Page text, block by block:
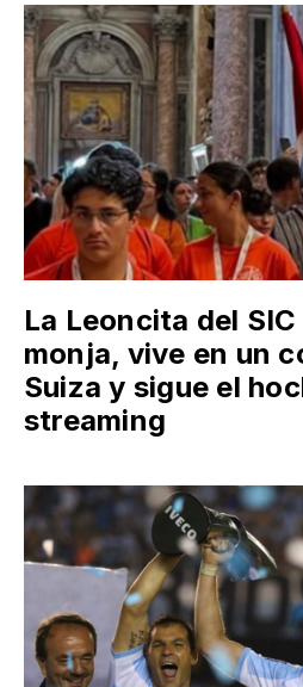
La Leoncita del
monja, vive en un
Suiza y sigue el
streaming